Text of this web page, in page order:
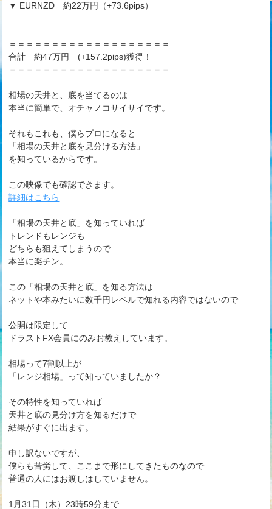
▼ EURNZD 約22万円（+73.6pips）
＝＝＝＝＝＝＝＝＝＝＝＝＝＝＝＝＝＝＝
合計 約47万円 (+157.2pips)獲得！
＝＝＝＝＝＝＝＝＝＝＝＝＝＝＝＝＝＝＝
相場の天井と、底を当てるのは
本当に簡単で、オチャノコサイサイです。
それもこれも、僕らプロになると
「相場の天井と底を見分ける方法」
を知っているからです。
この映像でも確認できます。
詳細はこちら
「相場の天井と底」を知っていれば
トレンドもレンジも
どちらも狙えてしまうので
本当に楽チン。
この「相場の天井と底」を知る方法は
ネットや本みたいに数千円レベルで知れる内容ではないので
公開は限定して
ドラストFX会員にのみお教えしています。
相場って7割以上が
「レンジ相場」って知っていましたか？
その特性を知っていれば
天井と底の見分け方を知るだけで
結果がすぐに出ます。
申し訳ないですが、
僕らも苦労して、ここまで形にしてきたものなので
普通の人にはお渡しはしていません。
1月31日（木）23時59分まで